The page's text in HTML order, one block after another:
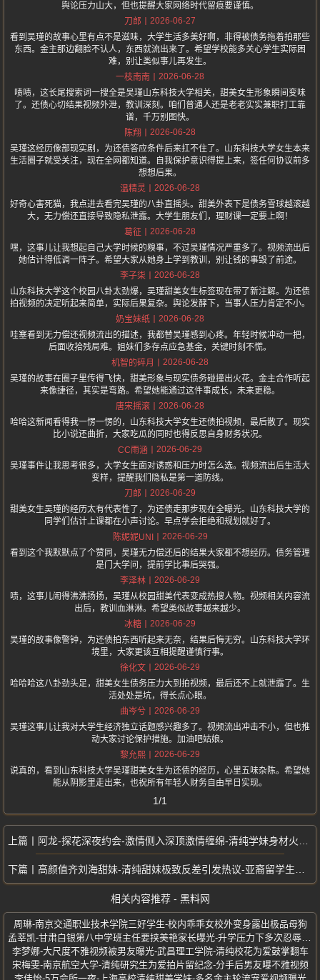
舆论压力山大，但也提醒大家网络时代留痕要谨慎。
刀郎
2026-06-27
看到吴瑾的故事心里有点不是滋味，大学生活多美好啊，非得被债务拖着拍那些
东西。金主那边翻脸不认人，东西就流出来了。希望学校能多关心学生实际困
难，别让类似事儿再发生。
一枝南南
2026-06-28
啧啧，这长尾搜索词一搜全是吴瑾山东科技大学相关，甜美女生形象瞬间变味
了。还债心切结果视频外泄，教训深刻。咱们普通人还是老老实实兼职打工靠
谱，千万别图快。
陈翔
2026-06-28
吴瑾这经历像部现实剧，为还债答应条件后来扛不住了。山东科技大学女生本来
生活圈子就受关注，现在全网都知道。自我保护意识得提上来，签任何协议前多
想想后果。
温精灵
2026-06-28
好奇心害死猫，我点进去看完吴瑾的八卦直摇头。甜美外表下是债务雪球越滚越
大，无力偿还直接导致隐私泄露。大学生朋友们，理财课一定要上啊！
葛征
2026-06-28
嘿，这事儿让我想起自己大学时候的糗事，不过吴瑾情况严重多了。视频流出后
她估计得低调一阵子。希望大家从她身上学到教训，别让钱的事毁了前途。
李子柒
2026-06-28
山东科技大学这个校园八卦太劲爆，吴瑾甜美女生标签现在带了新注解。为还债
拍视频的决定听起来简单，实际后果复杂。舆论发酵下，当事人压力肯定不小。
奶宝妹纸
2026-06-28
哇塞看到无力偿还视频流出的描述，我都替吴瑾感到心疼。年轻时候冲动一把，
后面收拾残局难。姐妹们多存点应急基金，关键时刻不慌。
机智的碎月
2026-06-28
吴瑾的故事在圈子里传得飞快，甜美形象与现实债务碰撞出火花。金主合作听起
来像捷径，其实是弯路。希望她能通过这件事成长，未来更稳。
唐宋摇滚
2026-06-28
哈哈这新闻看得我一愣一愣的，山东科技大学女生还债拍视频，最后散了。现实
比小说还曲折，大家吃瓜的同时也得反思自身财务状况。
CC雨涵
2026-06-29
吴瑾事件让我思考很多，大学女生面对诱惑和压力时怎么选。视频流出后生活大
变样，提醒我们隐私是第一道防线。
刀郎
2026-06-29
甜美女生吴瑾的经历太有代表性了，为还债走那步现在全曝光。山东科技大学的
同学们估计上课都在小声讨论。早点学会拒绝和规划就好了。
陈妮妮UNI
2026-06-29
看到这个我默默点了个赞同，吴瑾无力偿还后的结果大家都不想经历。债务管理
是门大学问，提前学比事后哭强。
李泽林
2026-06-29
啧，这事儿闹得沸沸扬扬，吴瑾从校园甜美代表变成热搜人物。视频相关内容流
出后，教训血淋淋。希望类似故事越来越少。
冰糖
2026-06-29
吴瑾的故事像警钟，为还债拍东西听起来无奈，结果后悔无穷。山东科技大学环
境里，大家更该互相提醒谨慎行事。
徐化文
2026-06-29
哈哈哈这八卦劲头足，甜美女生债务压力大到拍视频，最后还不上就泄露了。生
活处处是坑，得长点心眼。
曲岑兮
2026-06-29
吴瑾这事儿让我对大学生经济独立话题感兴趣多了。视频流出冲击不小，但也推
动大家讨论保护措施。加油吧姑娘。
黎允熙
2026-06-29
说真的，看到山东科技大学吴瑾甜美女生为还债的经历，心里五味杂陈。希望她
能从阴影里走出来，也祝所有年轻人财务自由早日实现。
1/1
阿龙-探花深夜约会-激情侧入深顶激情缠绵-清纯学妹身材火爆热情奔放
高颜值齐刘海甜妹-清纯甜妹极致反差引发热议-亚裔留学生性瘾视频流出
相关内容推荐 - 黑料网
周琳-南京交通职业技术学院三好学生-校内乖乖女校外变身露出极品母狗
李梦娜-大尺度不雅视频被男友曝光-武昌理工学院-清纯校花为爱鼓掌翻车
宋梅雯-南京航空大学-清纯研究生为爱拍片留纪念-分手后男友曝不雅视频